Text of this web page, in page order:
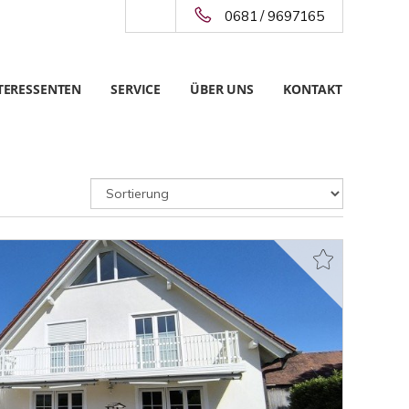
0681 / 9697165
SERVICE ÜBER UNS KONTAKT